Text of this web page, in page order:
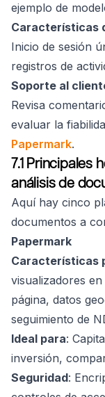
ejemplo de
Características
Inicio de sesión
registros de
Soporte al
Revisa
evaluar la
Papermark.
7.1 Principales
análisis de
Aquí hay cinco
documentos a
Papermark
Características
visualizadores
página, datos
seguimiento de
Ideal para:
inversión,
Seguridad: